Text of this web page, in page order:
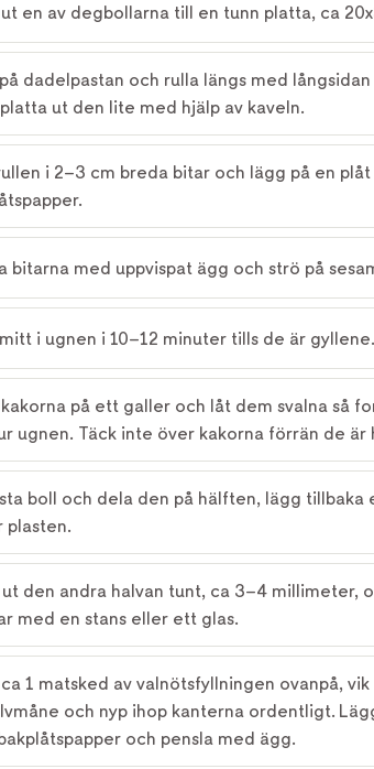
ut en av degbollarna till en tunn platta, ca
dadelpastan och rulla längs med
ut den lite med hjälp av kaveln.
i 2–3 cm breda bitar och lägg på en
bitarna med uppvispat ägg och strö på
i ugnen i 10–12 minuter tills de är gyllene.
på ett galler och låt dem svalna så
ugnen. Täck inte över kakorna förrän de är
boll och dela den på hälften, lägg tillbaka
plasten.
ut den andra halvan tunt, ca 3–4 millimeter,
med en stans eller ett glas.
1 matsked av valnötsfyllningen ovanpå,
och nyp ihop kanterna ordentligt.
och pensla med ägg.